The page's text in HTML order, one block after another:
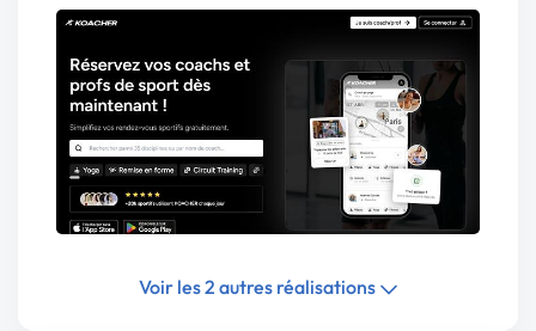
Voir les 2 autres réalisations